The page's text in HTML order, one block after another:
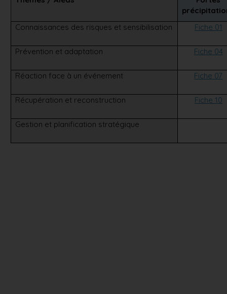
Connaissances des risques et sensibilisation
Fiche 01
Prévention et adaptation Fiche 04
Réaction face à un événement Fiche 07
Récupération et reconstruction Fiche 10
Gestion et planification stratégique